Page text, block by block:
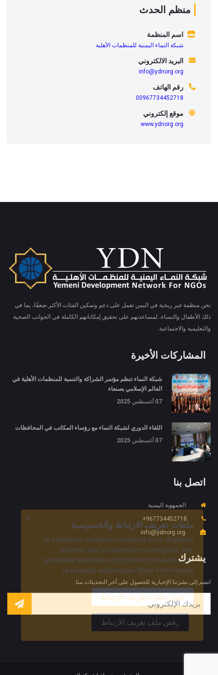
منظم الحدث
اسم المنظمة
شبكة النماء اليمنية للمنظمات الأهلية
البريد الالكتروني
info@ydnorg.org
رقم الهاتف
00967734452718
موقع إلكتروني
www.ydnorg.org
نحن منظمة غير ربحية في اليمن تعمل على دعم وتمكين الفئات الأكثر ضعفًا، بما في
ذلك الأطفال والنساء، لمساعدتهم على تحقيق إمكاناتهم الكاملة في الجوانب الصحية
والتعليمية والاجتماعية.
المشاركات الأخيرة
شبكة النماء تنظم مؤتمر الشراكة والتنمية للمنظمات الأهلية في
العالم الإسلامي بصنعاء
07 أغسطس 2025
اللقاء الدوري لشبكة النماء مع رؤساء المكاتب في المحافظات
07 أغسطس 2025
اتصل بنا
الجمهوية اليمنية
967734452718+
info@ydnorg.org
يشترك
انضم إلى نشرتنا الإخبارية للحصول على آخر التحديثات منا.
X ملفات تعريف الارتباط والخصوصية
Is education residence conveying so so. Suppose
shyness say ten behaved morning had. Any
unsatiable assistance compliment occasional too
reasonably advantages. More information
قبول ملفات تعريف الارتباط
رفض ملف تعريف الارتباط